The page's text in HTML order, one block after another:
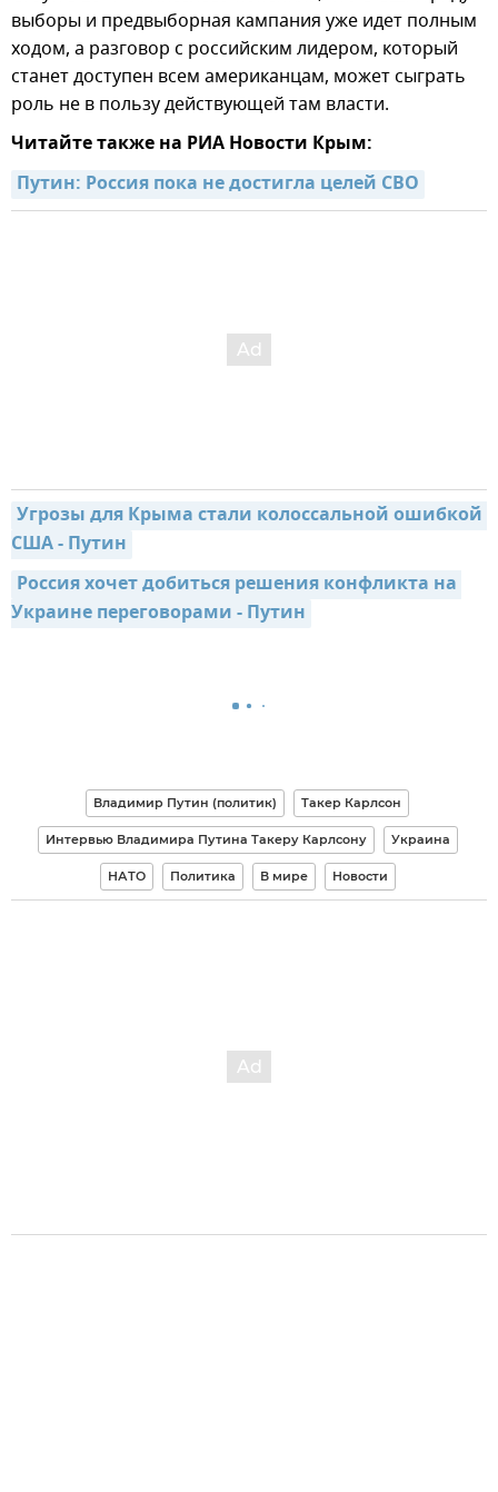
выборы и предвыборная кампания уже идет полным
ходом, а разговор с российским лидером, который
станет доступен всем американцам, может сыграть
роль не в пользу действующей там власти.
Читайте также на РИА Новости Крым:
Путин: Россия пока не достигла целей СВО
Угрозы для Крыма стали колоссальной ошибкой
США - Путин
Россия хочет добиться решения конфликта на
Украине переговорами - Путин
Владимир Путин (политик) Такер Карлсон
Интервью Владимира Путина Такеру Карлсону Украина
НАТО Политика В мире Новости